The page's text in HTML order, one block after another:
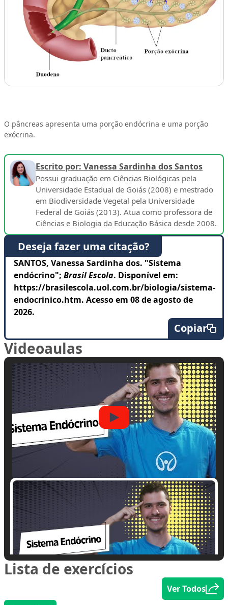
O pâncreas apresenta uma porção endócrina e uma porção
exócrina.
Escrito por: Vanessa Sardinha dos Santos
Possui graduação em Ciências Biológicas pela
Universidade Estadual de Goiás (2008) e mestrado
em Biodiversidade Vegetal pela Universidade
Federal de Goiás (2013). Atua como professora de
Ciências e Biologia da Educação Básica desde 2008.
Deseja fazer uma citação?
SANTOS, Vanessa Sardinha dos. "Sistema
endócrino"; Brasil Escola. Disponível em:
https://brasilescola.uol.com.br/biologia/sistema-
endocrinico.htm. Acesso em 08 de agosto de
2026.
Copiar
Videoaulas
Lista de exercícios
Ver Todos